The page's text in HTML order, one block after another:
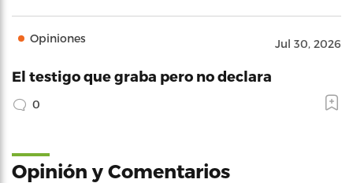
Opiniones Jul 30, 2026
El testigo que graba pero no declara
0
Opinión y Comentarios